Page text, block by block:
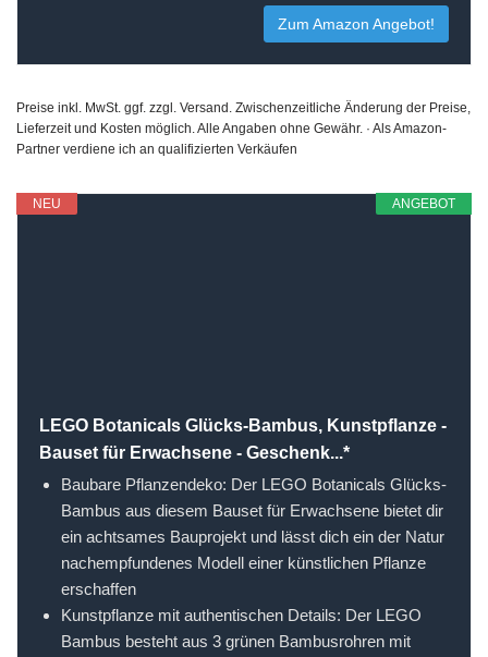
Zum Amazon Angebot!
Preise inkl. MwSt. ggf. zzgl. Versand. Zwischenzeitliche Änderung der Preise,
Lieferzeit und Kosten möglich. Alle Angaben ohne Gewähr. · Als Amazon-
Partner verdiene ich an qualifizierten Verkäufen
ANGEBOT
NEU
LEGO Botanicals Glücks-Bambus, Kunstpflanze -
Bauset für Erwachsene - Geschenk...*
Baubare Pflanzendeko: Der LEGO Botanicals Glücks-
Bambus aus diesem Bauset für Erwachsene bietet dir
ein achtsames Bauprojekt und lässt dich ein der Natur
nachempfundenes Modell einer künstlichen Pflanze
erschaffen
Kunstpflanze mit authentischen Details: Der LEGO
Bambus besteht aus 3 grünen Bambusrohren mit